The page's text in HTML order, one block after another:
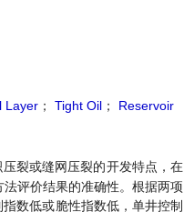
Layer ； Tight Oil ；
Reservoir
裂或缝网压裂的开发特点，在
评价结果的准确性。根据两项
数低或脆性指数低，单井控制